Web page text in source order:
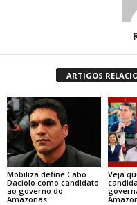
ARTIGOS
Mobiliza define Cabo
Daciolo como candidato
ao governo do
Amazonas
Veja